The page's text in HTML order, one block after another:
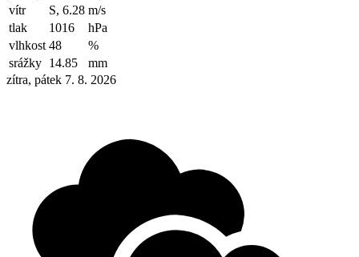
vítr
S, 6.28 m/s
tlak
1016
hPa
vlhkost 48
%
srážky 14.85
mm
zítra, pátek 7. 8. 2026